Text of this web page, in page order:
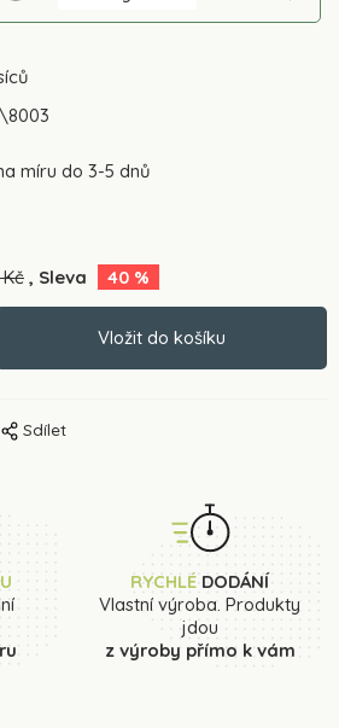
míru do 3-5 dnů
Kč Sleva 40 %
Sdílet
RYCHLÉDODÁNÍ
Vlastní výroba. Produkty
jdou
z výroby přímo k vám